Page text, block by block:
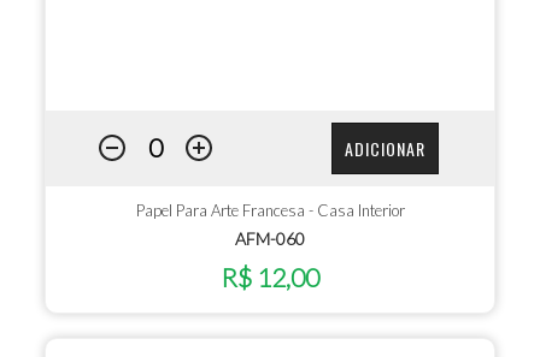
ADICIONAR
Papel Para Arte Francesa - Casa Interior
AFM-060
R$ 12,00